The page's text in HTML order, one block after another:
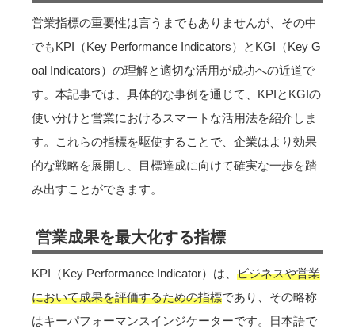
営業指標の重要性は言うまでもありませんが、その中
でもKPI（Key Performance Indicators）とKGI（Key G
oal Indicators）の理解と適切な活用が成功への近道で
す。本記事では、具体的な事例を通じて、KPIとKGIの
使い分けと営業におけるスマートな活用法を紹介しま
す。これらの指標を駆使することで、企業はより効果
的な戦略を展開し、目標達成に向けて確実な一歩を踏
み出すことができます。
営業成果を最大化する指標
KPI（Key Performance Indicator）は、 ビジネスや営業
において成果を評価するための指標であり、その略称
はキーパフォーマンスインジケーターです。日本語で